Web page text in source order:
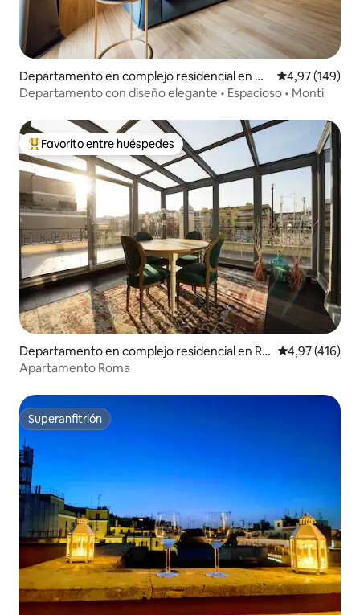
Departamento en complejo residencial en M
onti
Calificación
4,97 (149)
Departamento con diseño elegante • Espacioso • Monti
Favorito entre los huéspedes más destacados
Favorito entre huéspedes
Departamento en complejo residencial en Ro
ma
Calificación
4,97 (416)
Apartamento Roma
Superanfitrión
Superanfitrión